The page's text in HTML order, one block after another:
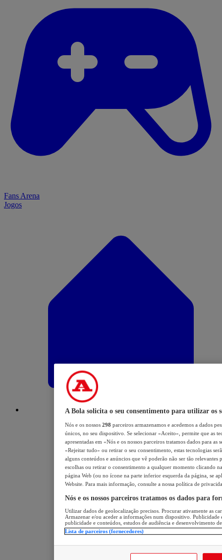
Fans Arena
Jogos
A Bola solicita o seu consentimento para utilizar os
Nós e os nossos 298 parceiros armazenamos e acedemos a dados
únicos, no seu dispositivo. Se selecionar «Aceito», permite que as
apresentadas em «Nós e os nossos parceiros tratamos dados para
«Rejeitar tudo» ou retirar o seu consentimento, estas tecnologias
alguns conteúdos e anúncios que vê poderão não ser tão relevantes
escolhas ou retirar o consentimento a qualquer momento clicando
página Web (ou no ícone na parte inferior esquerda da página, se
Website. Para mais informação, consulte a nossa política de
Nós e os nossos parceiros tratamos os dados para
Utilizar dados de geolocalização precisos. Procurar ativamente as
Armazenar e/ou aceder a informações num dispositivo. Publicidade
publicidade e conteúdos, estudos de audiência e desenvolvimento
Lista de parceiros (fornecedores)